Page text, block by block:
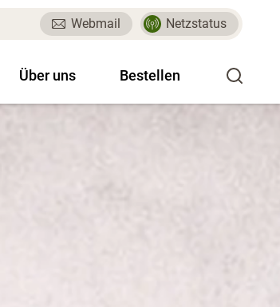
Webmail Netzstatus
Über uns Bestellen